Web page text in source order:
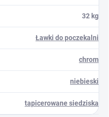
32 kg
Ławki do poczekalni
chrom
niebieski
tapicerowane siedziska